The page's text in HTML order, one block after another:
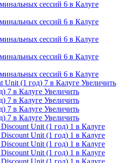
Увеличить
Увеличить
Увеличить
Увеличить
Увеличить